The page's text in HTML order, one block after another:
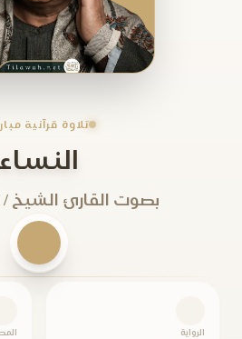
تلاوة قرآنية
النساء
بصوت القارئ الشيخ /
الرواية